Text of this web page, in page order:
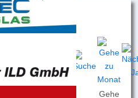
Gehe